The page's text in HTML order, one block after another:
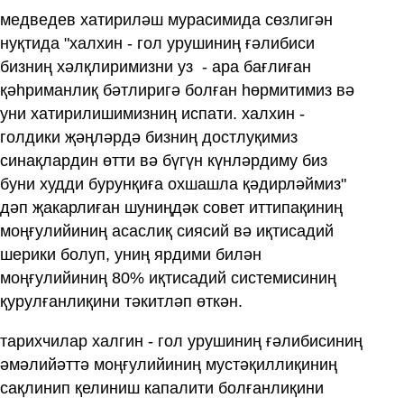
медведев хатириләш мурасимида сөзлигән
нуқтида "халхин - гол урушиниң ғәлибиси
бизниң хәлқлиримизни уз ‏ - ара бағлиған
қәһриманлиқ бәтлиригә болған һөрмитимиз вә
уни хатирилишимизниң испати. халхин -
голдики җәңләрдә бизниң достлуқимиз
синақлардин өтти вә бүгүн күнләрдиму биз
буни худди бурунқиға охшашла қәдирләймиз"
дәп җакарлиған шуниңдәк совет иттипақиниң
моңғулийиниң асаслиқ сиясий вә иқтисадий
шерики болуп, униң ярдими билән
моңғулийиниң 80% иқтисадий системисиниң
қурулғанлиқини тәкитләп өткән.
тарихчилар халгин - гол урушиниң ғәлибисиниң
әмәлийәттә моңғулийиниң мустәқиллиқиниң
сақлинип қелиниш капалити болғанлиқини